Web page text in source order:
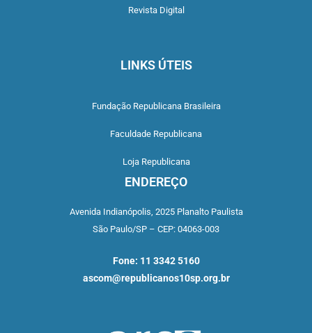
Revista Digital
LINKS ÚTEIS
Fundação Republicana Brasileira
Faculdade Republicana
Loja Republicana
ENDEREÇO
Avenida Indianópolis, 2025 Planalto Paulista
São Paulo/SP – CEP: 04063-003
Fone: 11 3342 5160
ascom@republicanos10sp.org.br